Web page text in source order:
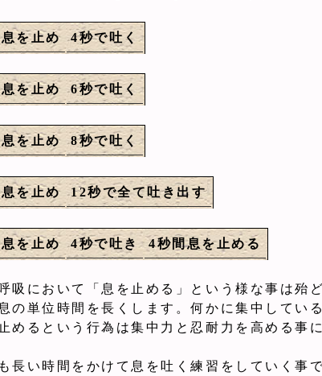
を止め 4秒で吐く
を止め 6秒で吐く
を止め 8秒で吐く
を止め 12秒で全て吐き出す
を止め 4秒で吐き 4秒間息を止める
吸において「息を止める」という様な事は殆
の単位時間を長くします。何かに集中してい
めるという行為は集中力と忍耐力を高める事
長い時間をかけて息を吐く練習をしていく事